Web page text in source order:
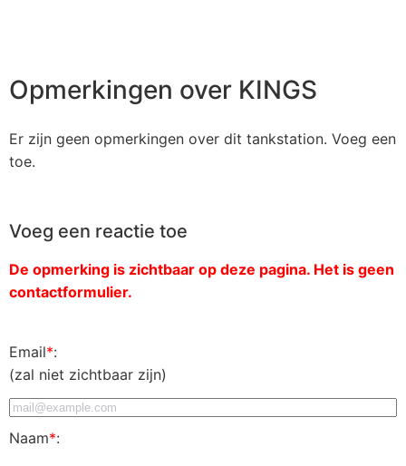
Opmerkingen over KINGS
Er zijn geen opmerkingen over dit tankstation. Voeg een
toe.
Voeg een reactie toe
De opmerking is zichtbaar op deze pagina. Het is geen
contactformulier.
Email*:
(zal niet zichtbaar zijn)
Naam*: